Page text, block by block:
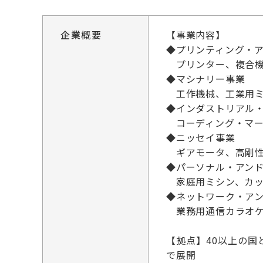
企業概要
【事業内容】
◆プリンティング・
プリンター、複合
◆マシナリー事業
工作機械、工業用
◆インダストリアル
コーディング・マ
◆ニッセイ事業
ギアモータ、高剛
◆パーソナル・アン
家庭用ミシン、カ
◆ネットワーク・ア
業務用通信カラオ
【拠点】40以上の
で展開